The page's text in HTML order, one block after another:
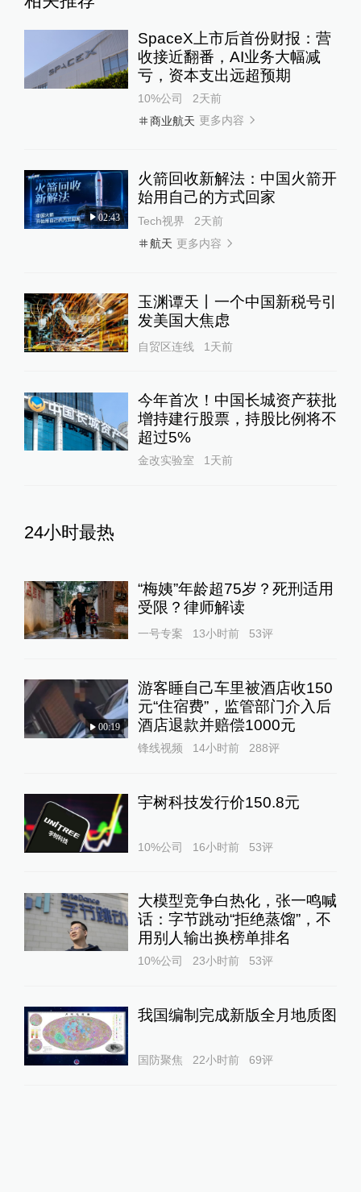
SpaceX上市后首份财报：营
收接近翻番，AI业务大幅减
亏，资本支出远超预期
10%公司
2天前
商业航天 更多内容
02:43
火箭回收新解法：中国火箭开
始用自己的方式回家
Tech视界
2天前
航天 更多内容
玉渊谭天丨一个中国新税号引
发美国大焦虑
自贸区连线 1天前
今年首次！中国长城资产获批
增持建行股票，持股比例将不
超过5%
金改实验室 1天前
24小时最热
“梅姨”年龄超75岁？死刑适用
受限？律师解读
一号专案 13小时前 53评
00:19
游客睡自己车里被酒店收150
元“住宿费”，监管部门介入后
酒店退款并赔偿1000元
锋线视频 14小时前 288评
宇树科技发行价150.8元
10%公司 16小时前 53评
大模型竞争白热化，张一鸣喊
话：字节跳动“拒绝蒸馏”，不
用别人输出换榜单排名
10%公司 23小时前 53评
我国编制完成新版全月地质图
国防聚焦 22小时前 69评